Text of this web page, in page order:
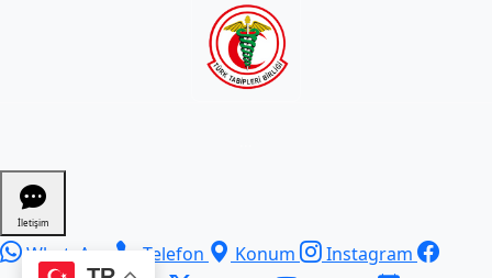
İletişim
WhatsApp Telefon Konum
Instagram